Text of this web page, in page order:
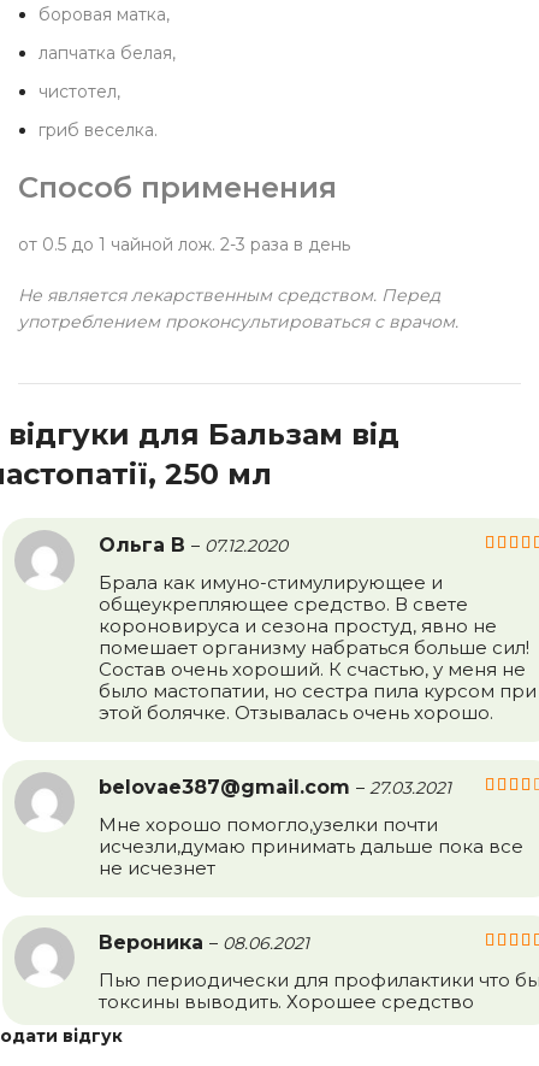
боровая матка,
лапчатка белая,
чистотел,
гриб веселка.
Способ применения
от 0.5 до 1 чайной лож. 2-3 раза в день
Не является лекарственным средством. Перед
употреблением проконсультироваться с врачом.
відгуки для Бальзам від
250 мл
Ольга В – 07.12.2020
Брала как имуно-стимулирующее и
общеукрепляющее средство. В свете
короновируса и сезона простуд, явно не
помешает организму набраться больше сил!
Состав очень хороший. К счастью, у меня не
было мастопатии, но сестра пила курсом при
этой болячке. Отзывалась очень хорошо.
belovae387@gmail.com – 27.03.2021
Мне хорошо помогло,узелки почти
исчезли,думаю принимать дальше пока все
не исчезнет
Вероника – 08.06.2021
Пью периодически для профилактики что
токсины выводить. Хорошее средство
відгук